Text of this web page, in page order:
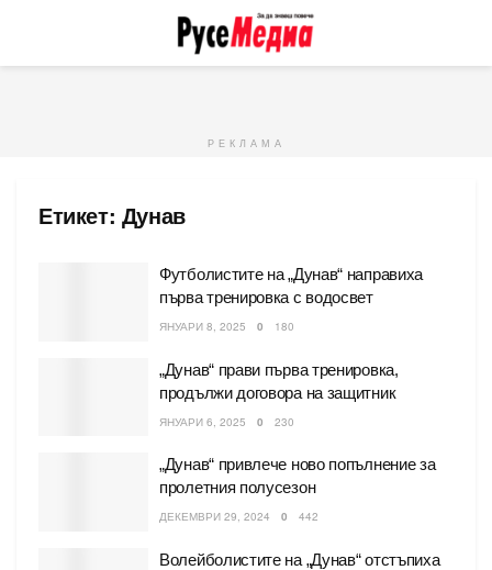
РЕКЛАМА
Етикет: Дунав
Футболистите на „Дунав“ направиха
първа тренировка с водосвет
ЯНУАРИ 8, 2025 0 180
„Дунав“ прави първа тренировка,
продължи договора на защитник
ЯНУАРИ 6, 2025 0 230
„Дунав“ привлече ново попълнение за
пролетния полусезон
ДЕКЕМВРИ 29, 2024 0 442
Волейболистите на „Дунав“ отстъпиха